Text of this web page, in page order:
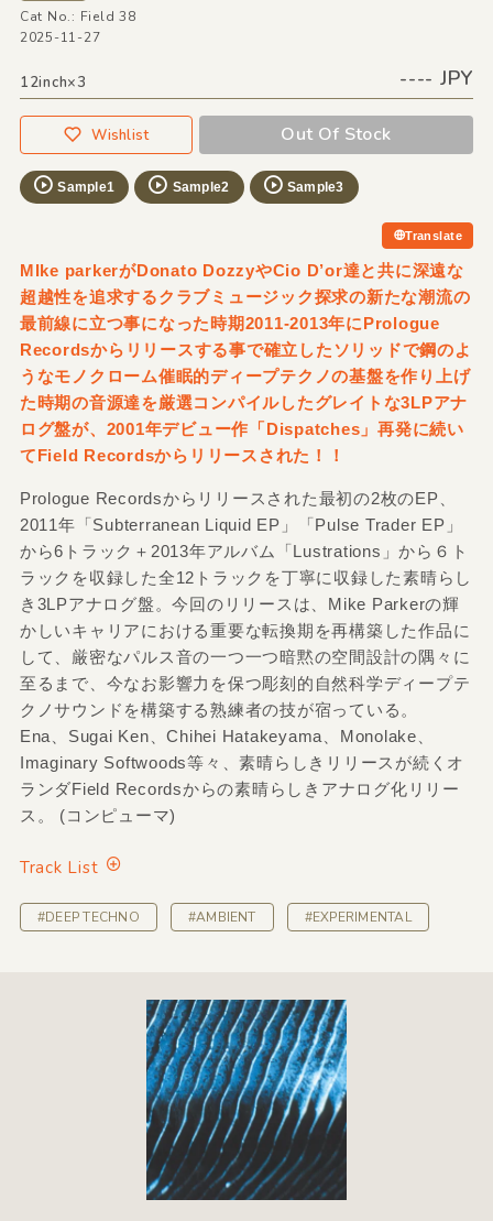
Cat No.: Field 38
2025-11-27
12inch×3 ---- JPY
Wishlist Out Of Stock
Sample1 Sample2 Sample3
Translate
MIke parkerがDonato DozzyやCio D’or達と共に深遠な
超越性を追求するクラブミュージック探求の新たな潮流の
最前線に立つ事になった時期2011-2013年にPrologue
Recordsからリリースする事で確立したソリッドで鋼のよ
うなモノクローム催眠的ディープテクノの基盤を作り上げ
た時期の音源達を厳選コンパイルしたグレイトな3LPアナ
ログ盤が、2001年デビュー作「Dispatches」再発に続い
てField Recordsからリリースされた！！
Prologue Recordsからリリースされた最初の2枚のEP、
2011年「Subterranean Liquid EP」「Pulse Trader EP」
から6トラック＋2013年アルバム「Lustrations」から６ト
ラックを収録した全12トラックを丁寧に収録した素晴らし
き3LPアナログ盤。今回のリリースは、Mike Parkerの輝
かしいキャリアにおける重要な転換期を再構築した作品に
して、厳密なパルス音の一つ一つ暗黙の空間設計の隅々に
至るまで、今なお影響力を保つ彫刻的自然科学ディープテ
クノサウンドを構築する熟練者の技が宿っている。
Ena、Sugai Ken、Chihei Hatakeyama、Monolake、
Imaginary Softwoods等々、素晴らしきリリースが続くオ
ランダField Recordsからの素晴らしきアナログ化リリー
ス。 (コンピューマ)
Track List
#DEEP TECHNO #AMBIENT #EXPERIMENTAL